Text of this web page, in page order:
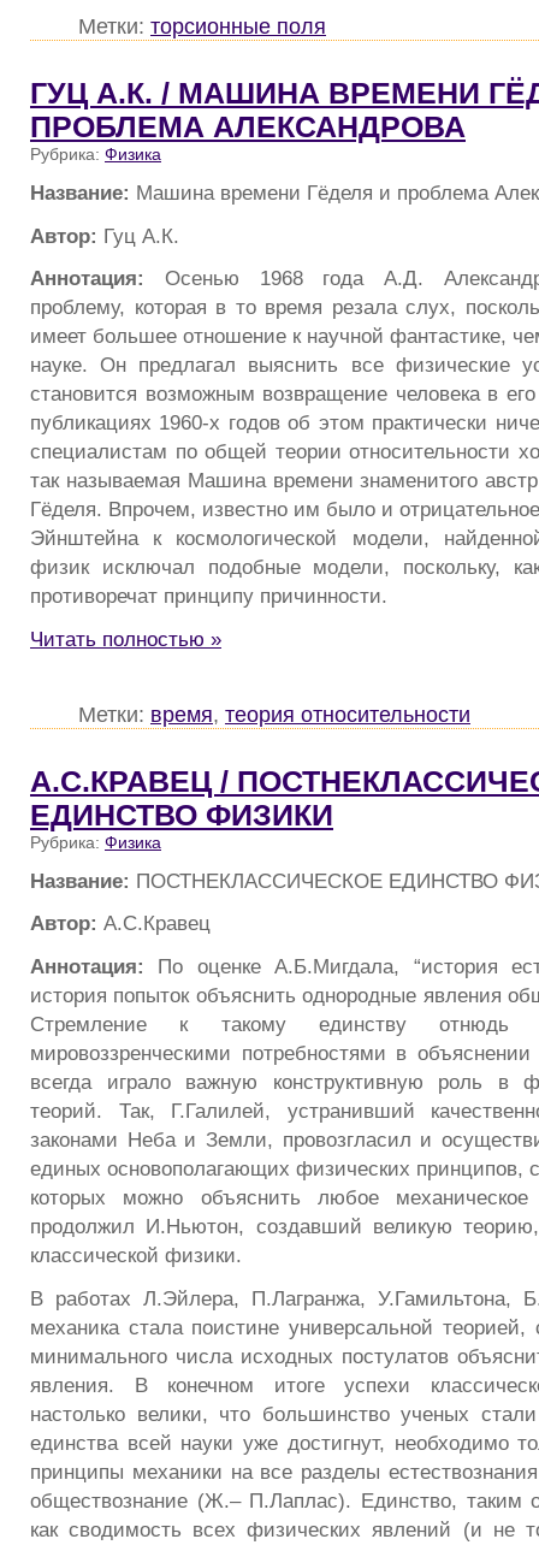
Метки: торсионные поля
ГУЦ А.К. / МАШИНА ВРЕМЕНИ
ПРОБЛЕМА АЛЕКСАНДРОВА
Рубрика: Физика
Название: Машина времени Гёделя и проблема
Автор: Гуц А.К.
Аннотация: Осенью 1968 года А.Д.
проблему, которая в то время резала слух,
имеет большее отношение к научной фантастике,
науке. Он предлагал выяснить все физические
становится возможным возвращение человека в
публикациях 1960-х годов об этом практически
специалистам по общей теории относительности
так называемая Машина времени знаменитого
Гёделя. Впрочем, известно им было и
Эйнштейна к космологической модели,
физик исключал подобные модели, поскольку,
противоречат принципу причинности.
Читать полностью »
Метки: время, теория относительности
А.С.КРАВЕЦ /
ЕДИНСТВО ФИЗИКИ
Рубрика: Физика
Название: ПОСТНЕКЛАССИЧЕСКОЕ ЕДИНСТВО
Автор: А.С.Кравец
Аннотация: По оценке А.Б.Мигдала, “история
история попыток объяснить однородные явления
Стремление к такому единству отнюдь
мировоззренческими потребностями в
всегда играло важную конструктивную роль в
теорий. Так, Г.Галилей, устранивший
законами Неба и Земли, провозгласил и
единых основополагающих физических принципов,
которых можно объяснить любое
продолжил И.Ньютон, создавший великую
классической физики.
В работах Л.Эйлера, П.Лагранжа, У.Гамильтона,
механика стала поистине универсальной теорией,
минимального числа исходных постулатов
явления. В конечном итоге успехи
настолько велики, что большинство ученых
единства всей науки уже достигнут, необходимо
принципы механики на все разделы
обществознание (Ж.– П.Лаплас). Единство, таким
как сводимость всех физических явлений (и не